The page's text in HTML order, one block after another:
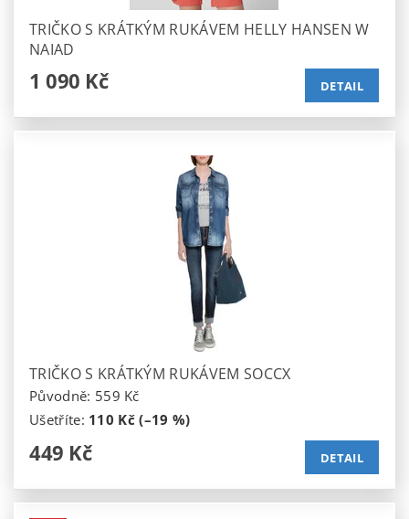
TRIČKO S KRÁTKÝM RUKÁVEM HELLY HANSEN W
NAIAD
1 090 Kč DETAIL
TRIČKO S KRÁTKÝM RUKÁVEM SOCCX
Původně: 559 Kč
Ušetříte: 110 Kč (–19 %)
449 Kč DETAIL